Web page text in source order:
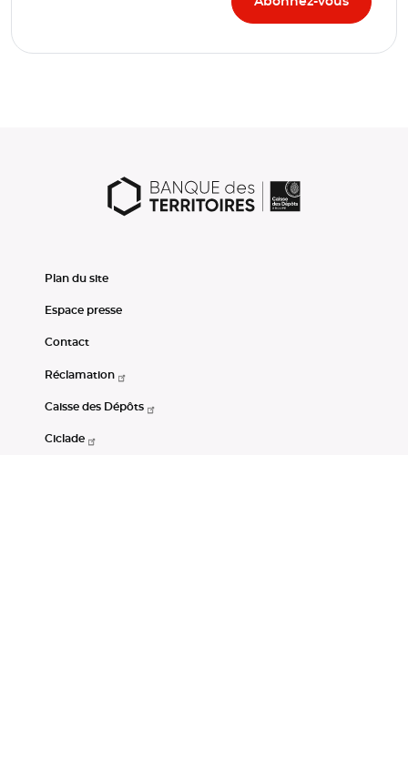
Plan du site
Espace presse
Contact
Réclamation
Caisse des Dépôts
Ciclade